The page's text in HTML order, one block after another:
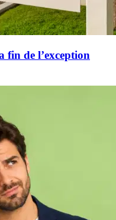
fin de l’exception